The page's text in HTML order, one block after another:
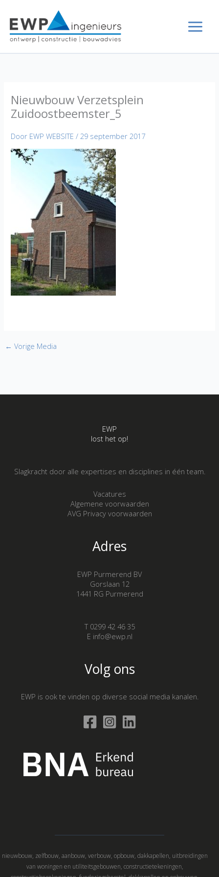
inhoud
Nieuwbouw Verzetsplein
Zuidoostbeemster_5
Door EWP WEBSITE/29 september 2017
← Vorige Media
EWP
lost het op!
Slagkracht door alle expertises en disciplines in één team.
Vacatures
Algemene voorwaarden
AVG Privacy voorwaarden
Adres
EWP Purmerend BV
Gorslaan 12
1441 RG Purmerend
T 0299 42 46 35
E info@ewp.nl
Volg ons
EWP is ook te vinden op diverse social media kanalen.
nieuwbouw, zelfbouw, aanbouw, verbouw, opbouw, dakkapellen, uitbreidingen
van woningen en utiliteitsgebouwen, constructietekeningen,